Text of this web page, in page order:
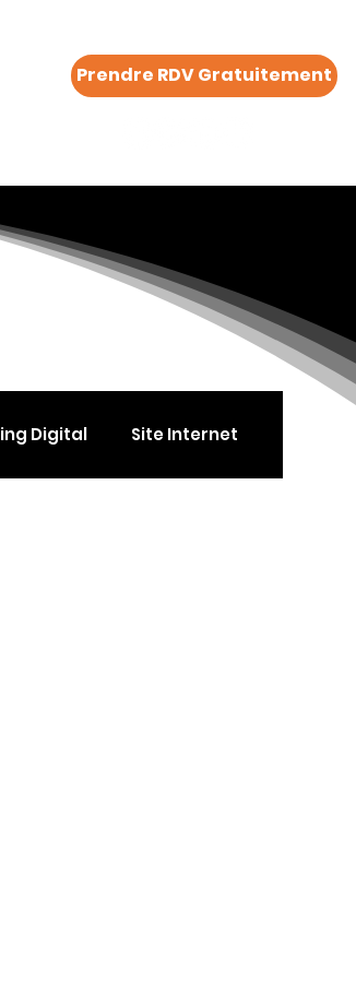
Prendre RDV Gratuitement
Digital Site Internet